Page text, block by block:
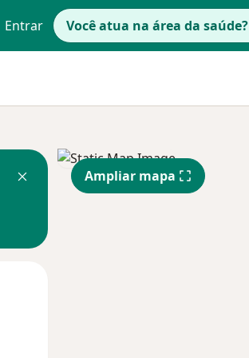
Entrar Você atua na área da saúde?
Ampliar mapa